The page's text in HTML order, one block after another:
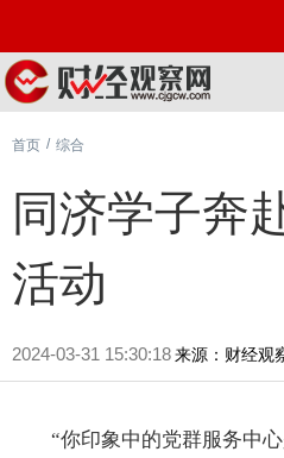
首页 / 综合
同济学子奔
活动
2024-03-31 15:30:18来源：财经观
“你印象中的党群服务中